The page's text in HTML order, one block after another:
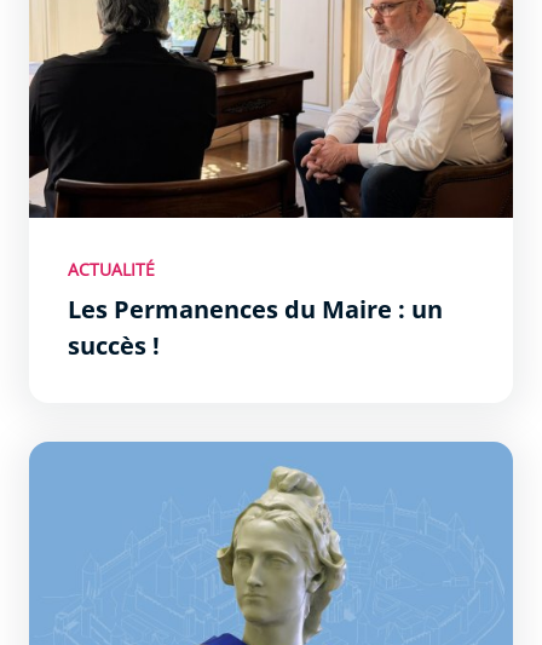
ACTUALITÉ
Les Permanences du Maire : un
succès !
Délibérations du conseil municipal du jeudi 9 avril 2026